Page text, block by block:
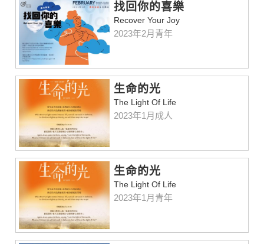
找回你的喜樂
Recover Your Joy
2023年2月青年
⽣命的光
The Light Of Life
2023年1月成人
生命的光
The Light Of Life
2023年1月青年